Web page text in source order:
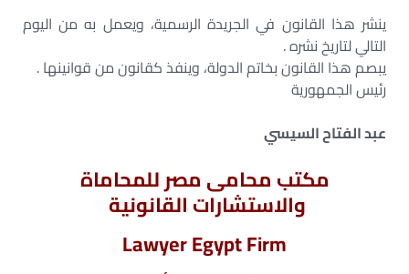
ينشر هذا القانون في الجريدة الرسمية، ويعمل به من اليوم
التالي لتاريخ نشره .
يبصم هذا القانون بخاتم الدولة، وينفذ كقانون من قوانينها .
رئيس الجمهورية
عبد الفتاح السيسي
مكتب محامى مصر للمحاماة
والاستشارات القانونية
Lawyer Egypt Firm